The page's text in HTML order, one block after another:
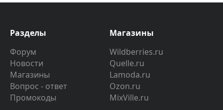
Разделы
Форум
Новости
Магазины
Вопрос - ответ
Промокоды
Магазины
Wildberries.ru
Quelle.ru
Lamoda.ru
Ozon.ru
MixVille.ru